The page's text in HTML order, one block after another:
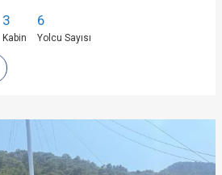
3
Kabin
6
Yolcu Sayısı